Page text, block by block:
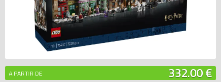
A PARTIR DE 332.00 €